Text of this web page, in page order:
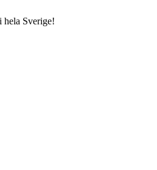
hela Sverige!